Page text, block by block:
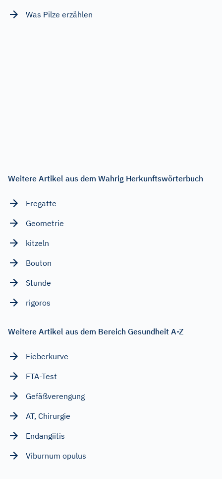
Was Pilze erzählen
Weitere Artikel aus dem Wahrig Herkunftswörterbuch
Fregatte
Geometrie
kitzeln
Bouton
Stunde
rigoros
Weitere Artikel aus dem Bereich Gesundheit A-Z
Fieberkurve
FTA-Test
Gefäßverengung
AT, Chirurgie
Endangiitis
Viburnum opulus